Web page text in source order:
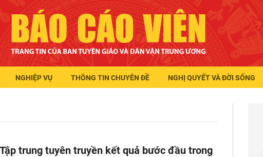
NGHIỆP VỤ THÔNG TIN CHUYÊN ĐỀ NGHỊ QUYẾT VÀ ĐỜI SỐNG
trung tuyên truyền kết quả bước đầu trong